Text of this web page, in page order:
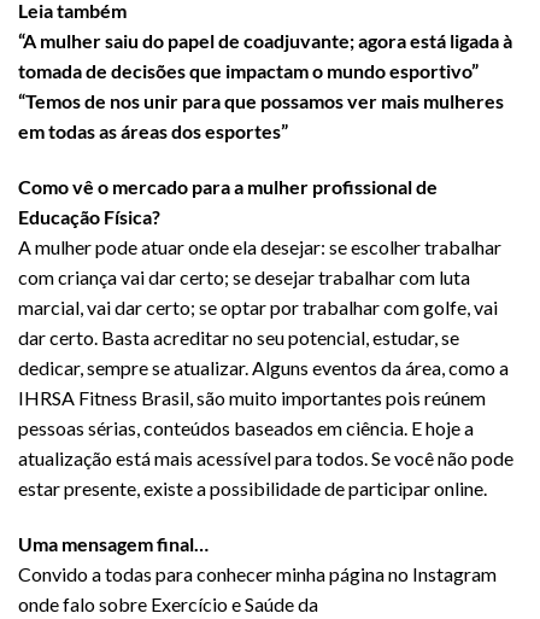
Leia também
“A mulher saiu do papel de coadjuvante; agora está ligada à
tomada de decisões que impactam o mundo esportivo”
“Temos de nos unir para que possamos ver mais mulheres
em todas as áreas dos esportes”
Como vê o mercado para a mulher profissional de
Educação Física?
A mulher pode atuar onde ela desejar: se escolher trabalhar
com criança vai dar certo; se desejar trabalhar com luta
marcial, vai dar certo; se optar por trabalhar com golfe, vai
dar certo. Basta acreditar no seu potencial, estudar, se
dedicar, sempre se atualizar. Alguns eventos da área, como a
IHRSA Fitness Brasil, são muito importantes pois reúnem
pessoas sérias, conteúdos baseados em ciência. E hoje a
atualização está mais acessível para todos. Se você não pode
estar presente, existe a possibilidade de participar online.
Uma mensagem final…
Convido a todas para conhecer minha página no Instagram
onde falo sobre Exercício e Saúde da